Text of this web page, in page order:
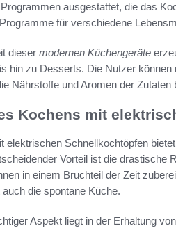
ausgestattet, die das
für verschiedene
dieser modernen Küchengeräte
hin zu Desserts. Die Nutzer
Nährstoffe und Aromen der Zutaten
Kochens mit
elektrischen Schnellkochtöpfen
Vorteil ist die drastische
in einem Bruchteil der Zeit
die spontane Küche.
Aspekt liegt in der Erhaltung